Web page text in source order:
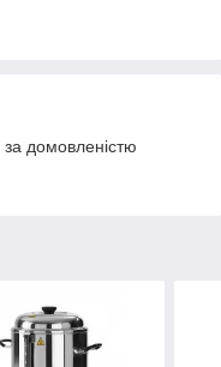
домовленістю